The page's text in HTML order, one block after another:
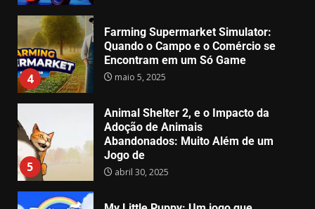
4
Farming Supermarket Simulator:
Quando o Campo e o Comércio se
Encontram em um Só Game
maio 5, 2025
5
Animal Shelter 2, e o Impacto da
Adoção de Animais
Abandonados: Muito Além de um
Jogo de
abril 30, 2025